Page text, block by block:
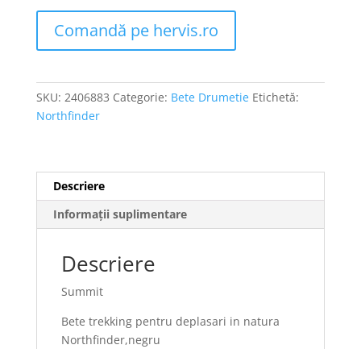
Comandă pe hervis.ro
SKU: 2406883 Categorie: Bete Drumetie Etichetă:
Northfinder
Descriere
Informații suplimentare
Descriere
Summit
Bete trekking pentru deplasari in natura
Northfinder,negru